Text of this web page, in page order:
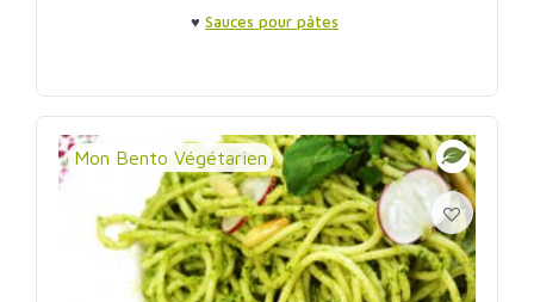
♥ Sauces pour pâtes
Mon Bento Végétarien